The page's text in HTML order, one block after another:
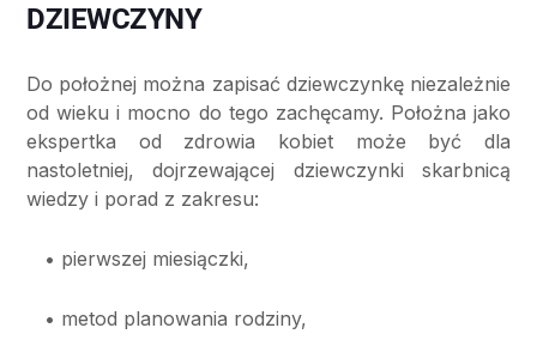
DZIEWCZYNY
Do położnej można zapisać dziewczynkę niezależnie
od wieku i mocno do tego zachęcamy. Położna jako
ekspertka od zdrowia kobiet może być dla
nastoletniej, dojrzewającej dziewczynki skarbnicą
wiedzy i porad z zakresu:
• pierwszej miesiączki,
• metod planowania rodziny,